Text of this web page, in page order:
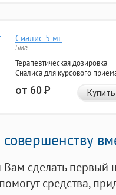
Сиалис 5 мг
5мг
Терапевтическая дозировка
Сиалиса для курсового
от 60Р Купить
сделать первый
средства,